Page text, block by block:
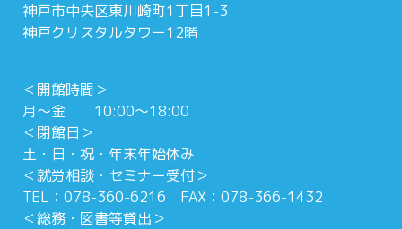
神戸市中央区東川崎町1丁目1-3
神戸クリスタルタワー12階
＜開館時間＞
月～金 10:00～18:00
＜閉館日＞
土・日・祝・年末年始休み
＜就労相談・セミナー受付＞
TEL：078-360-6216 FAX：078-366-1432
＜総務・図書等貸出＞